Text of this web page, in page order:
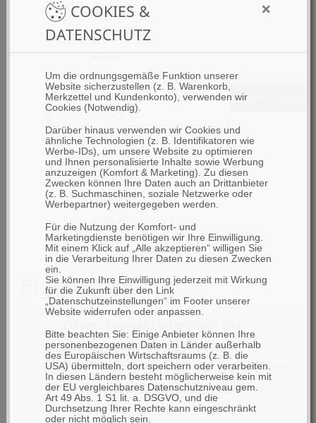
COOKIES &
DATENSCHUTZ
×
Um die ordnungsgemäße Funktion unserer
Website sicherzustellen (z. B. Warenkorb,
Merkzettel und Kundenkonto), verwenden wir
Cookies (Notwendig).
Darüber hinaus verwenden wir Cookies und
ähnliche Technologien (z. B. Identifikatoren wie
Werbe-IDs), um unsere Website zu optimieren
und Ihnen personalisierte Inhalte sowie Werbung
anzuzeigen (Komfort & Marketing). Zu diesen
Zwecken können Ihre Daten auch an Drittanbieter
(z. B. Suchmaschinen, soziale Netzwerke oder
Werbepartner) weitergegeben werden.
Für die Nutzung der Komfort- und
Marketingdienste benötigen wir Ihre Einwilligung.
Mit einem Klick auf „Alle akzeptieren“ willigen Sie
in die Verarbeitung Ihrer Daten zu diesen Zwecken
ein.
Sie können Ihre Einwilligung jederzeit mit Wirkung
für die Zukunft über den Link
„Datenschutzeinstellungen“ im Footer unserer
Website widerrufen oder anpassen.
Bitte beachten Sie: Einige Anbieter können Ihre
personenbezogenen Daten in Länder außerhalb
des Europäischen Wirtschaftsraums (z. B. die
USA) übermitteln, dort speichern oder verarbeiten.
In diesen Ländern besteht möglicherweise kein mit
der EU vergleichbares Datenschutzniveau gem.
Art 49 Abs. 1 S1 lit. a. DSGVO, und die
Durchsetzung Ihrer Rechte kann eingeschränkt
oder nicht möglich sein.
Multi-IF,
Gun Only,
weiß
Zebra
Zebra
DS2208
HC, 2D
Imager,
Multi-IF,
USB-Kit,
weiß
119,00 € Zum Produkt
Eigenschaften
passende Produkt gefunden?
Mit über 40 Jahren Erfahrung finden wir
die passende Lösung exakt für Ihren
Anwendungsfall!